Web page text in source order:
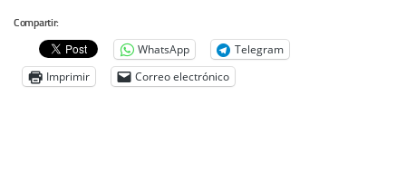
Compartir:
WhatsApp
Telegram
Imprimir
Correo electrónico